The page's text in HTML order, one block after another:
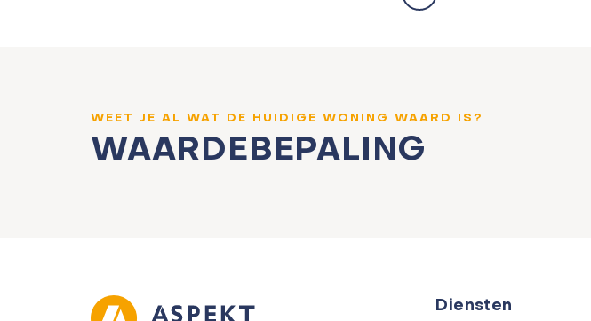
WEET JE AL WAT DE HUIDIGE WONING WAARD IS?
WAARDEBEPALING
Diensten